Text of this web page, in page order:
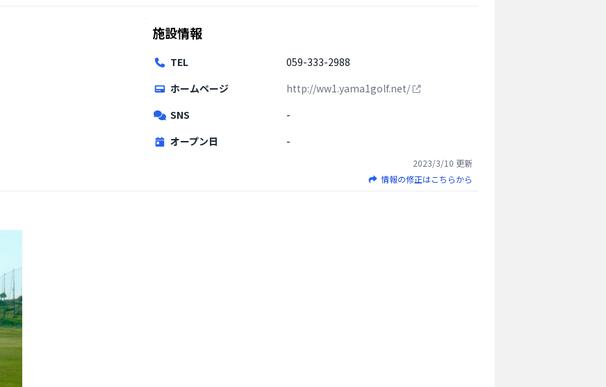
施設情報
TEL
059-333-2988
ホームページ
http://ww1.yama1golf.net/
SNS
-
オープン日
-
2023/3/10 更新
情報の修正はこちらから